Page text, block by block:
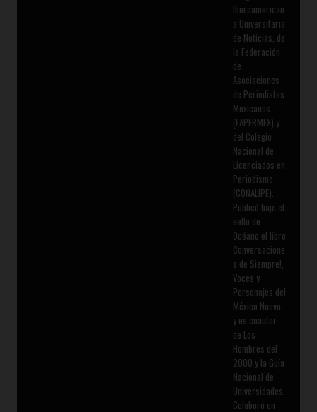
Iberoamerican
a Universitaria
de Noticias, de
la Federación
de
Asociaciones
de Periodistas
Mexicanos
(FAPERMEX) y
del Colegio
Nacional de
Licenciados en
Periodismo
(CONALIPE).
Publicó bajo el
sello de
Océano el libro
Conversacione
s de Siempre!,
Voces y
Personajes del
México Nuevo;
y es coautor
de Los
Hombres del
2000 y la Guía
Nacional de
Universidades.
Colaboró en